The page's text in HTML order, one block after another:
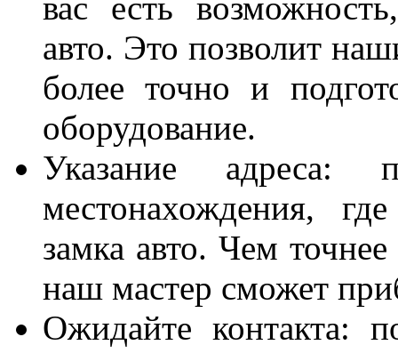
авто. Это позволит
более точно и
оборудование.
Указание адреса:
местонахождения,
замка авто. Чем
наш мастер сможет
Ожидайте контакта: